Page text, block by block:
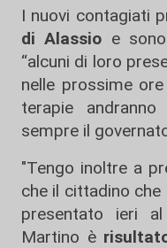
I nuovi contagiati
di Alassio e
“alcuni di loro
nelle prossime
terapie
sempre il
"Tengo inoltre a
che il cittadino
presentato ieri
Martino è